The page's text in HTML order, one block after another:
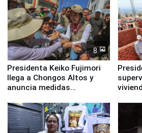
8
Presidenta Keiko Fujimori
llega a Chongos Altos y
anuncia medidas
educación, salud y empleo